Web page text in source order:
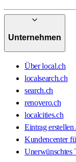
Unternehmen
Über local.ch
localsearch.ch
search.ch
renovero.ch
localcities.ch
Eintrag erstellen
Kundencenter
Unerwünschtes